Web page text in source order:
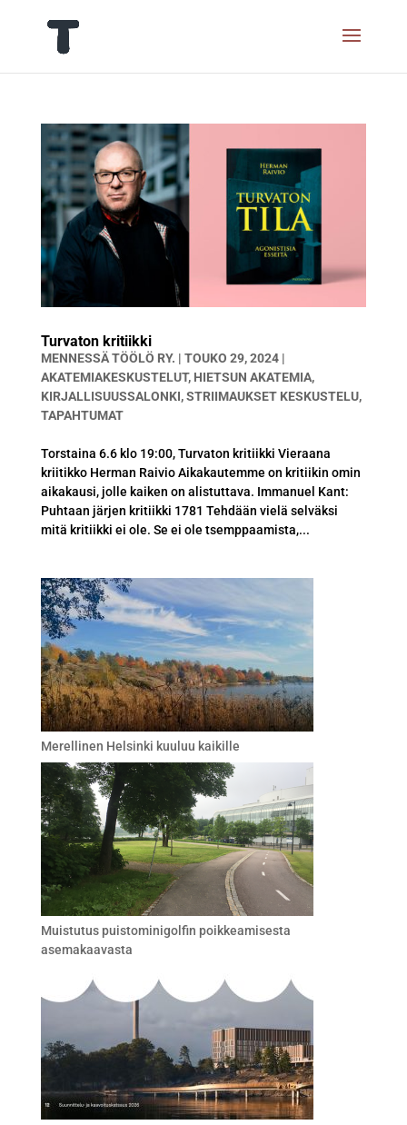
Turvaton kritiikki
MENNESSÄTÖÖLÖ RY. | TOUKO 29, 2024|
AKATEMIAKESKUSTELUT, HIETSUN AKATEMIA,
KIRJALLISUUSSALONKI,STRIIMAUKSET KESKUSTELU,
TAPAHTUMAT
Torstaina 6.6 klo 19:00, Turvaton kritiikki Vieraana
kriitikko Herman Raivio Aikakautemme on kritiikin omin
aikakausi, jolle kaiken on alistuttava. Immanuel Kant:
Puhtaan järjen kritiikki 1781 Tehdään vielä selväksi
mitä kritiikki ei ole. Se ei ole tsemppaamista,...
Merellinen Helsinki kuuluu kaikille
Muistutus puistominigolfin poikkeamisesta
asemakaavasta